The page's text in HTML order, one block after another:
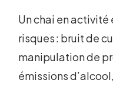
Un chai en activité
risques : bruit de
manipulation de
émissions